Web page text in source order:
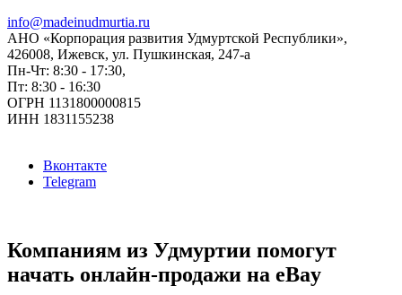
info@madeinudmurtia.ru
АНО «Корпорация развития Удмуртской Республики»,
426008, Ижевск, ул. Пушкинская, 247-а
Пн-Чт: 8:30 - 17:30,
Пт: 8:30 - 16:30
ОГРН 1131800000815
ИНН 1831155238
Вконтакте
Telegram
Компаниям из Удмуртии помогут
начать онлайн-продажи на eBay